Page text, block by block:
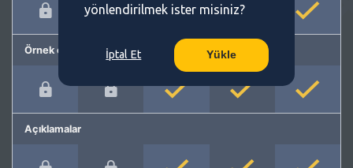
Örnek cümleler
Açıklamalar
yönlendirilmek ister misiniz?
İptal Et Yükle